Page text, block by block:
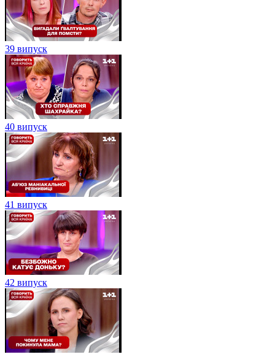
39 випуск
40 випуск
41 випуск
42 випуск